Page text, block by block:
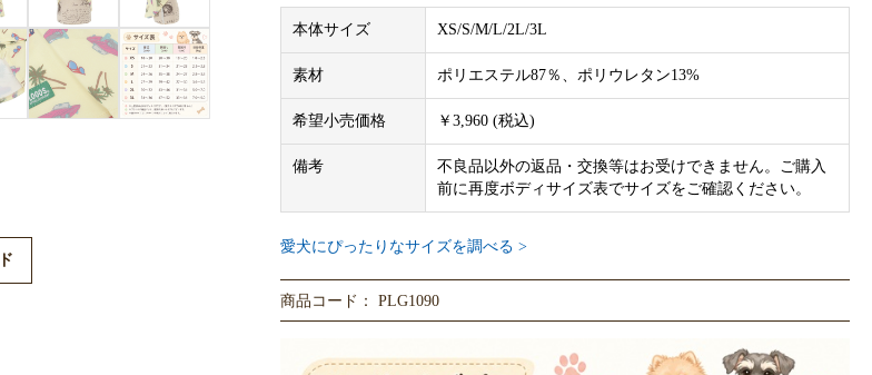
※着用写真は実際の色合いと異なる場合がございます。
本体サイズ XS/S/M/L/2L/3L
素材 ポリエステル87％、ポリウレタン13%
希望小売価格 ￥3,960 (税込)
備考
不良品以外の返品・交換等はお受けできません。ご購入
前に再度ボディサイズ表でサイズをご確認ください。
愛犬にぴったりなサイズを調べる >
商品コード： PLG1090